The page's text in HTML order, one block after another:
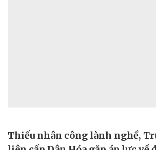
Thiếu nhân công lành nghề,